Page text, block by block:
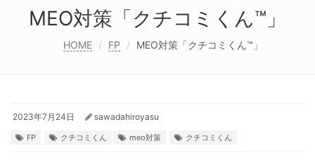
MEO対策「クチコミくん™️」
HOME FP MEO対策「クチコミくん™️」
2023年7月24日 sawadahiroyasu
FP クチコミくん meo対策 クチコミくん